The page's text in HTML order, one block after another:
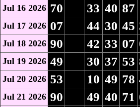
Jul 16 2026 70 33 40 87
Jul 17 2026 07 44 30 45
Jul 18 2026 90 42 33 07
Jul 19 2026 49 30 37 53
Jul 20 2026 53 10 49 78
Jul 21 2026 90 49 40 71